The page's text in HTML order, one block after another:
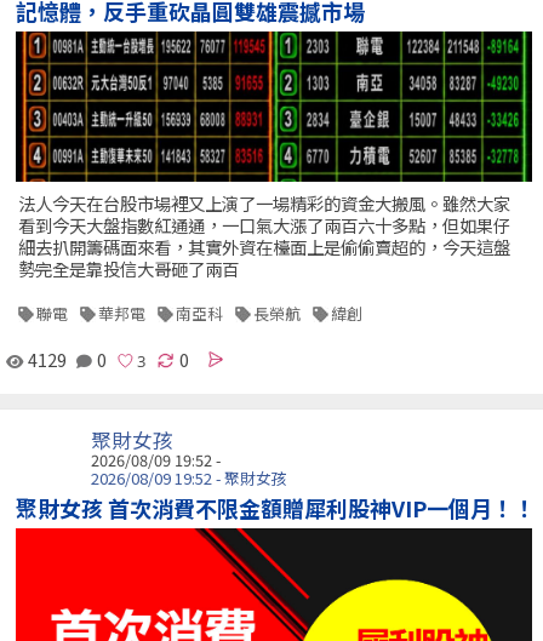
記憶體，反手重砍晶圓雙雄震撼市場
法人今天在台股市場裡又上演了一場精彩的資金大搬風。雖然大家
看到今天大盤指數紅通通，一口氣大漲了兩百六十多點，但如果仔
細去扒開籌碼面來看，其實外資在檯面上是偷偷賣超的，今天這盤
勢完全是靠投信大哥砸了兩百
聯電 華邦電 南亞科 長榮航 緯創
4129 0 0
聚財女孩
2026/08/09 19:52 -
2026/08/09 19:52 - 聚財女孩
聚財女孩 首次消費不限金額贈犀利股神VIP一個月！！